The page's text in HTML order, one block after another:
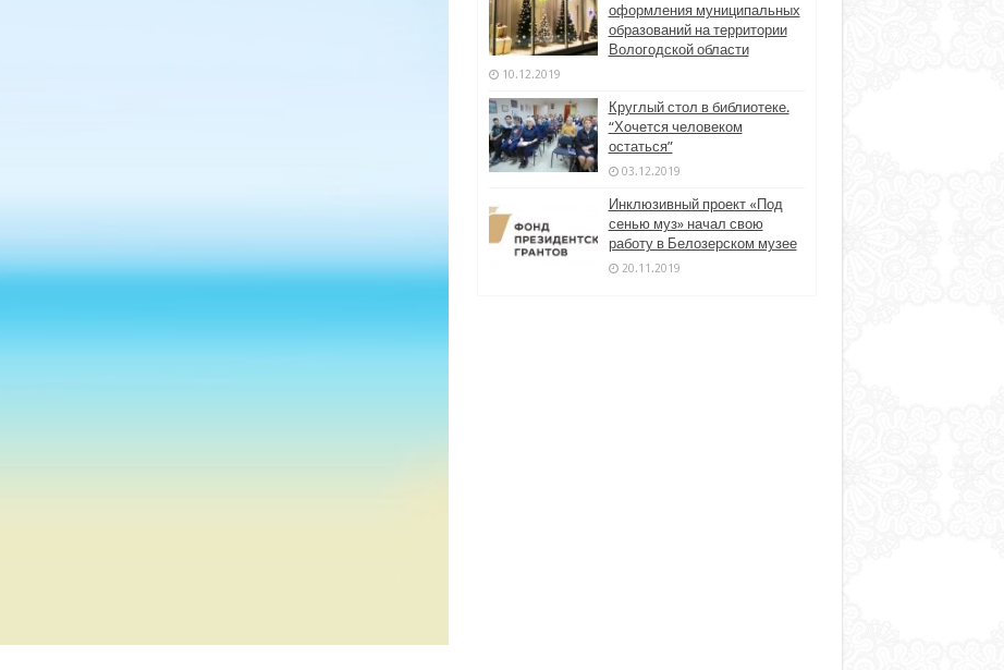
оформления муниципальных
образований на территории
Вологодской области
10.12.2019
Круглый стол в библиотеке.
“Хочется человеком
остаться”
03.12.2019
Инклюзивный проект «Под
сенью муз» начал свою
работу в Белозерском музее
20.11.2019